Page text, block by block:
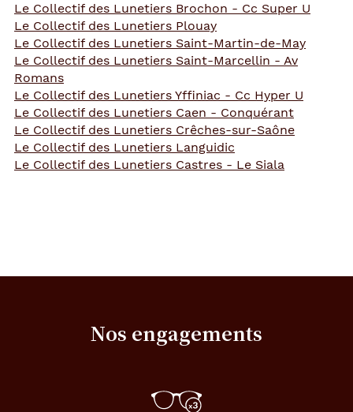
Le Collectif des Lunetiers Brochon - Cc Super U
Le Collectif des Lunetiers Plouay
Le Collectif des Lunetiers Saint-Martin-de-May
Le Collectif des Lunetiers Saint-Marcellin - Av
Romans
Le Collectif des Lunetiers Yffiniac - Cc Hyper U
Le Collectif des Lunetiers Caen - Conquérant
Le Collectif des Lunetiers Crêches-sur-Saône
Le Collectif des Lunetiers Languidic
Le Collectif des Lunetiers Castres - Le Siala
Nos engagements